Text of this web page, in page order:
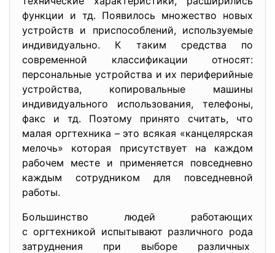
функции и тд. Появилось множество новых
устройств и приспособлений, используемые
индивидуально. К таким средства по
современной классификации относят:
персональные устройства и их периферийные
устройства, копировальные машины
индивидуального использования, телефоны,
факс и тд. Поэтому принято считать, что
малая оргтехника – это всякая «канцелярская
мелочь» которая присутствует на каждом
рабочем месте и применяется повседневно
каждым сотрудником для повседневной
работы.
Большинство людей работающих
с оргтехникой испытывают различного рода
затруднения при выборе различных